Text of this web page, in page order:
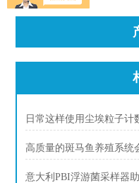
日常这样使用尘埃粒子计
高质量的斑马鱼养殖系统
意大利PBI浮游菌采样器